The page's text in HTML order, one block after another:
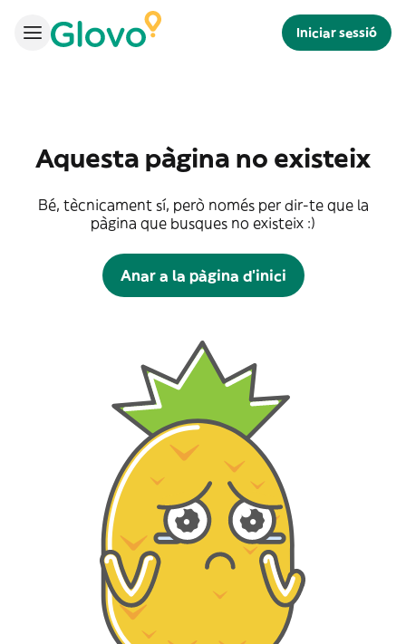
Iniciar sessió
Aquesta pàgina no existeix
Bé, tècnicament sí, però només per dir-te que la
pàgina que busques no existeix :)
Anar a la pàgina d'inici